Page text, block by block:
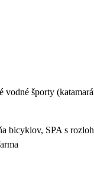
vodné športy
bicyklov, SPA s